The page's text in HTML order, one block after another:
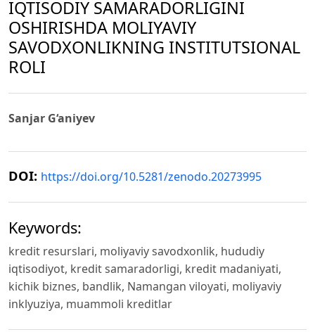
IQTISODIY SAMARADORLIGINI
OSHIRISHDA MOLIYAVIY
SAVODXONLIKNING INSTITUTSIONAL
ROLI
Sanjar G‘aniyev
DOI: https://doi.org/10.5281/zenodo.20273995
Keywords:
kredit resurslari, moliyaviy savodxonlik, hududiy
iqtisodiyot, kredit samaradorligi, kredit madaniyati,
kichik biznes, bandlik, Namangan viloyati, moliyaviy
inklyuziya, muammoli kreditlar